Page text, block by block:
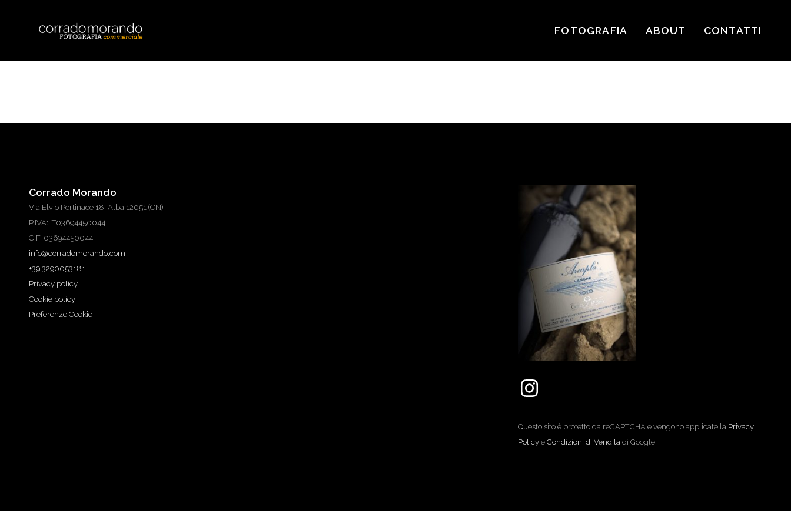
FOTOGRAFIA ABOUT CONTATTI
Corrado Morando
Via Elvio Pertinace 18, Alba 12051 (CN)
P.IVA: IT03694450044
C.F. 03694450044
info@corradomorando.com
+39 3290053181
Privacy policy
Cookie policy
Preferenze Cookie
Questo sito è protetto da reCAPTCHA e vengono applicate la Privacy
Policye Condizioni di Vendita di Google.